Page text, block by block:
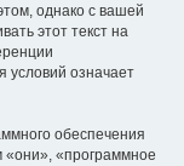
однако с вашей
этот текст на
условий означает
обеспечения
«программное